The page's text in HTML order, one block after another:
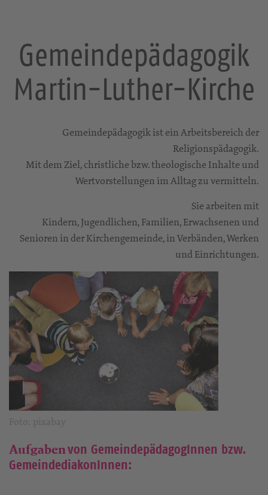
Gemeindepädagogik
Martin-Luther-Kirche
Gemeindepädagogik ist ein Arbeitsbereich der
Religionspädagogik.
Mit dem Ziel, christliche bzw. theologische Inhalte und
Wertvorstellungen im Alltag zu vermitteln.
Sie arbeiten mit
Kindern, Jugendlichen, Familien, Erwachsenen und
Senioren in der Kirchengemeinde, in Verbänden, Werken
und Einrichtungen.
Aufgabenvon GemeindepädagogInnen bzw.
GemeindediakonInnen: